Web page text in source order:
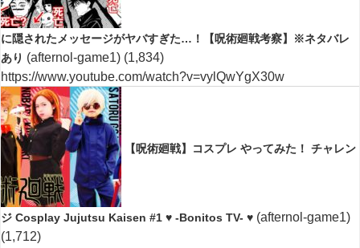
に隠されたメッセージがヤバすぎた…！【呪術廻戦考察】※ネタバレ
あり (afternol-game1) (1,834)
https://www.youtube.com/watch?v=vylQwYgX30w
【呪術廻戦】コスプレ やってみた！ チャレン
ジ Cosplay Jujutsu Kaisen #1 ♥ -Bonitos TV- ♥ (afternol-game1)
(1,712)